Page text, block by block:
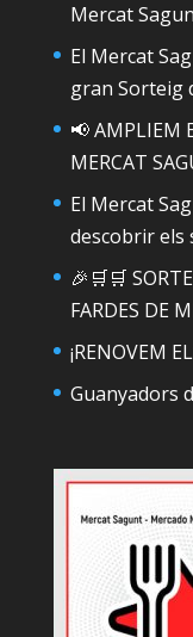
Mercat
El Mercat
gran Sorteig
📢 AMPLIEM
MERCAT
El Mercat
descobrir els
🎉🛒🛒
FARDES DE
¡RENOVEM
Guanyadors